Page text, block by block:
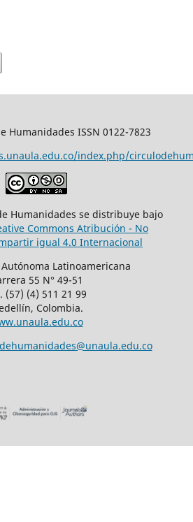
Humanidades ISSN 0122-7823
index.php/
Humanidades se distribuye bajo
Commons Atribución - No
igual 4.0 Internacional
Latinoamericana
55 N° 49-51
(57) (4) 511 21 99
Colombia.